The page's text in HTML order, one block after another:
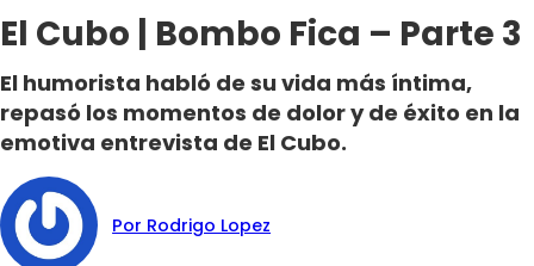
El Cubo | Bombo Fica – Parte 3
El humorista habló de su vida más íntima,
repasó los momentos de dolor y de éxito en la
emotiva entrevista de El Cubo.
Por Rodrigo Lopez
Sabingo
Todos Los Programas